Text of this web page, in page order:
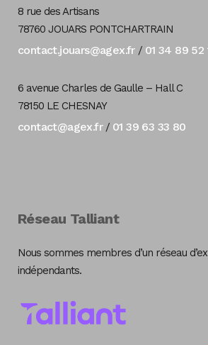
8 rue des Artisans
78760 JOUARS PONTCHARTRAIN
contact.jouars@agex.fr/ 01 34 89 52
6 avenue Charles de Gaulle – Hall C
78150 LE CHESNAY
contact@agex.fr/ 01 39 63 33 80
Réseau Talliant
Nous sommes membres d’un réseau
indépendants.